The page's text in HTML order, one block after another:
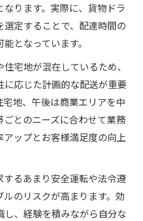
ります。実際に、貨物ドラ
定することで、配達時間の
となっています。
宅地が混在しているため、
応じた計画的な配送が重要
地、午後は商業エリアを中
とのニーズに合わせて業務
ップとお客様満足度の向上
るあまり安全運転や法令遵
のリスクが高まります。効
、経験を積みながら自分な